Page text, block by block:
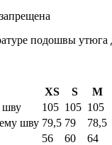
подошвы утюга
XS S
M
шву
105 105 105
шву 79,5 79
78,5
56 60
64